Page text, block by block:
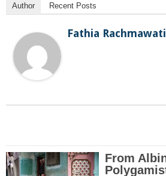
Author Recent Posts
Fathia Rachmawati